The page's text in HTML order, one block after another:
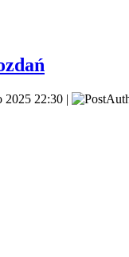
2025 22:30 |